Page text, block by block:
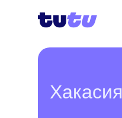
Хакасия